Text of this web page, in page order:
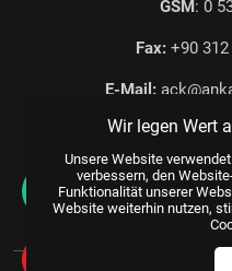
GSM: 0
Fax:+90 312
E-Mail:
Wir legen Wert
Unsere Website
verbessern, den
Funktionalität unserer
Website weiterhin nutzen,